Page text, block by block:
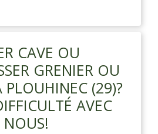
CAVE OU
GRENIER OU
PLOUHINEC (29)?
AVEC
NOUS!